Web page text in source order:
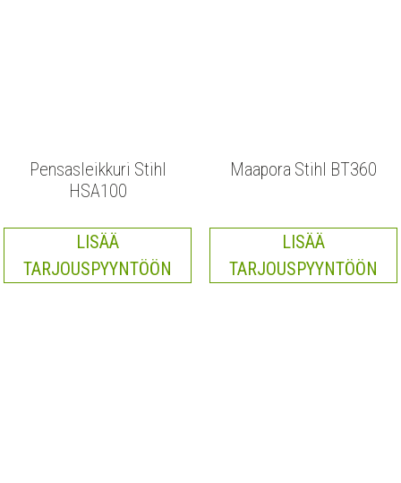
Pensasleikkuri Stihl
HSA100
LISÄÄ
TARJOUSPYYNTÖÖN
Maapora Stihl BT360
LISÄÄ
TARJOUSPYYNTÖÖN